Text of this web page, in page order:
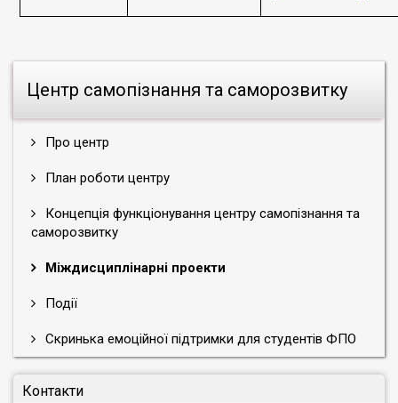
Центр самопізнання та саморозвитку
Про центр
План роботи центру
Концепція функціонування центру самопізнання та
саморозвитку
Міждисциплінарні проекти
Події
Скринька емоційної підтримки для студентів ФПО
Контакти